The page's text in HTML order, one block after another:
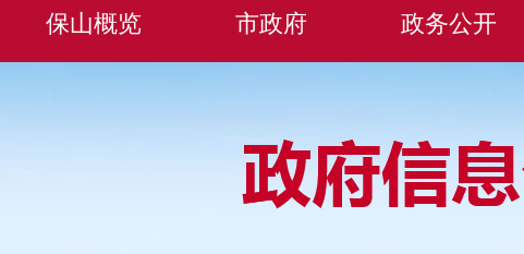
保山概览 市政府 政务公开